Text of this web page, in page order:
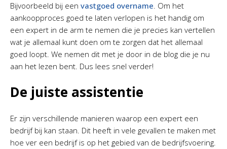
Bijvoorbeeld bij een vastgoed overname. Om het
aankoopproces goed te laten verlopen is het handig om
een expert in de arm te nemen die je precies kan vertellen
wat je allemaal kunt doen om te zorgen dat het allemaal
goed loopt. We nemen dit met je door in de blog die je nu
aan het lezen bent. Dus lees snel verder!
De juiste assistentie
Er zijn verschillende manieren waarop een expert een
bedrijf bij kan staan. Dit heeft in vele gevallen te maken met
hoe ver een bedrijf is op het gebied van de bedrijfsvoering.